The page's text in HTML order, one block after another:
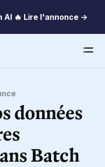
AI 🔥 Lire l'annonce →
données
Batch